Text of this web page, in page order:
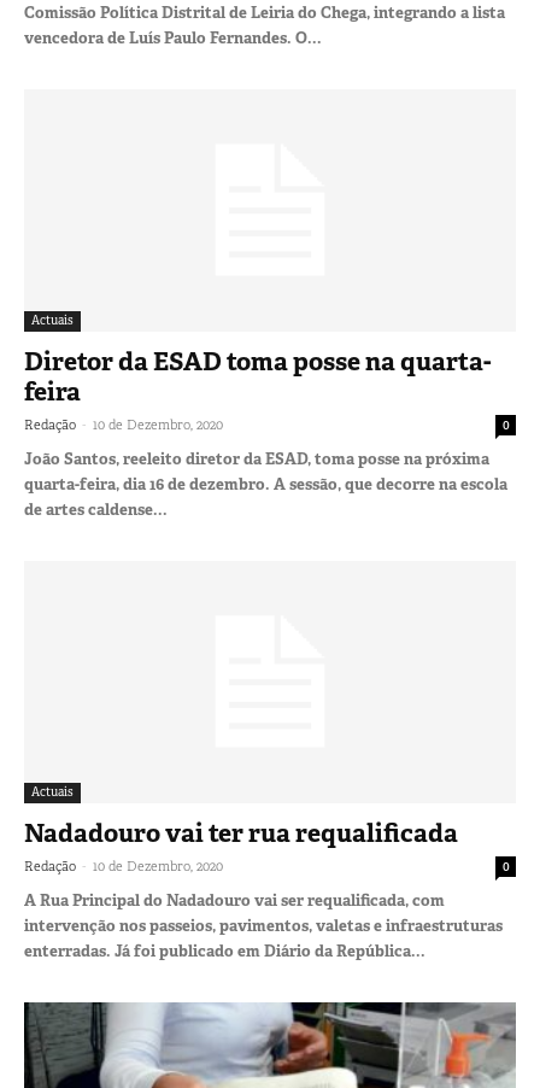
Comissão Política Distrital de Leiria do Chega, integrando a lista
vencedora de Luís Paulo Fernandes. O...
Actuais
Diretor da ESAD toma posse na quarta-
feira
Redação - 10 de Dezembro, 2020 0
João Santos, reeleito diretor da ESAD, toma posse na próxima
quarta-feira, dia 16 de dezembro. A sessão, que decorre na escola
de artes caldense...
Actuais
Nadadouro vai ter rua requalificada
Redação - 10 de Dezembro, 2020 0
A Rua Principal do Nadadouro vai ser requalificada, com
intervenção nos passeios, pavimentos, valetas e infraestruturas
enterradas. Já foi publicado em Diário da República...